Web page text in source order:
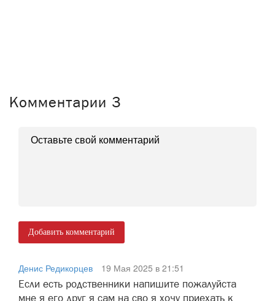
Комментарии 3
Добавить комментарий
Денис Редикорцев
19 Мая 2025 в 21:51
Если есть родственники напишите пожалуйста
мне я его друг я сам на сво я хочу приехать к